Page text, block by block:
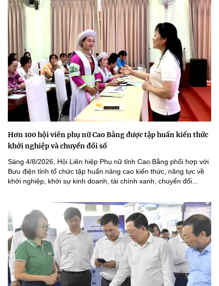
Hơn 100 hội viên phụ nữ Cao Bằng được tập huấn kiến thức
khởi nghiệp và chuyển đổi số
Sáng 4/8/2026, Hội Liên hiệp Phụ nữ tỉnh Cao Bằng phối hợp với
Bưu điện tỉnh tổ chức tập huấn nâng cao kiến thức, năng lực về
khởi nghiệp, khởi sự kinh doanh, tài chính xanh, chuyển đổi...